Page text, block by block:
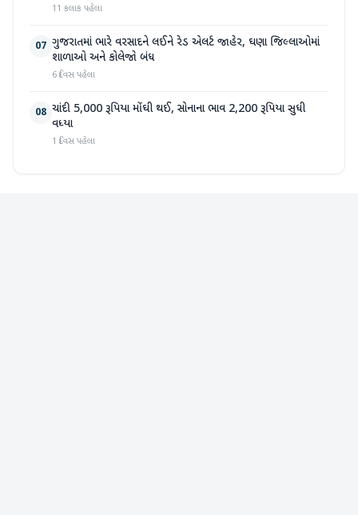
11 કલાક પહેલા
07 ગુજરાતમાં ભારે વરસાદને લઈને રેડ એલર્ટ જાહેર, ઘણા જિલ્લાઓમાં
શાળાઓ અને કોલેજો બંધ
6 દિવસ પહેલા
08 ચાંદી 5,000 રૂપિયા મોંઘી થઈ, સોનાના ભાવ 2,200 રૂપિયા સુધી
વધ્યા
1 દિવસ પહેલા